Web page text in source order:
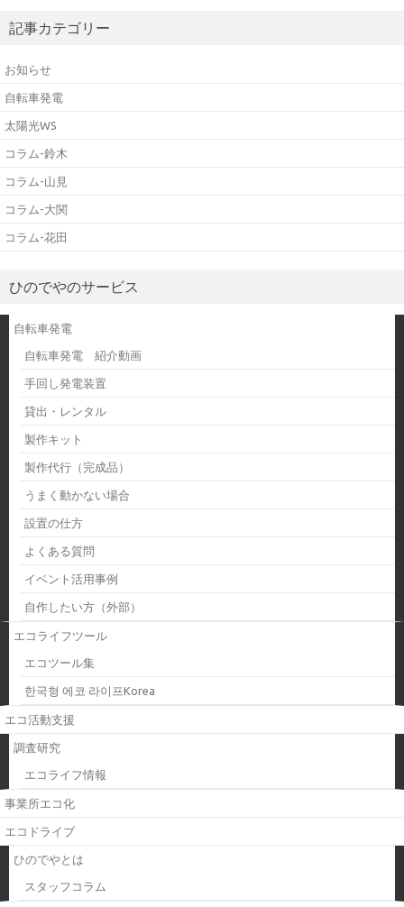
記事カテゴリー
お知らせ
自転車発電
太陽光WS
コラム-鈴木
コラム-山見
コラム-大関
コラム-花田
ひのでやのサービス
自転車発電
自転車発電 紹介動画
手回し発電装置
貸出・レンタル
製作キット
製作代行（完成品）
うまく動かない場合
設置の仕方
よくある質問
イベント活用事例
自作したい方（外部）
エコライフツール
エコツール集
한국형 에코 라이프Korea
エコ活動支援
調査研究
エコライフ情報
事業所エコ化
エコドライブ
ひのでやとは
スタッフコラム